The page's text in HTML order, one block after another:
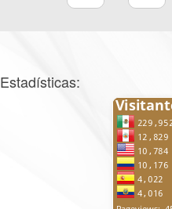
Estadísticas: